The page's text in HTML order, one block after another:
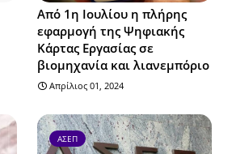
Από 1η Ιουλίου η πλήρης
εφαρμογή της Ψηφιακής
Κάρτας Εργασίας σε
βιομηχανία και λιανεμπόριο
Απρίλιος 01, 2024
ΑΣΕΠ